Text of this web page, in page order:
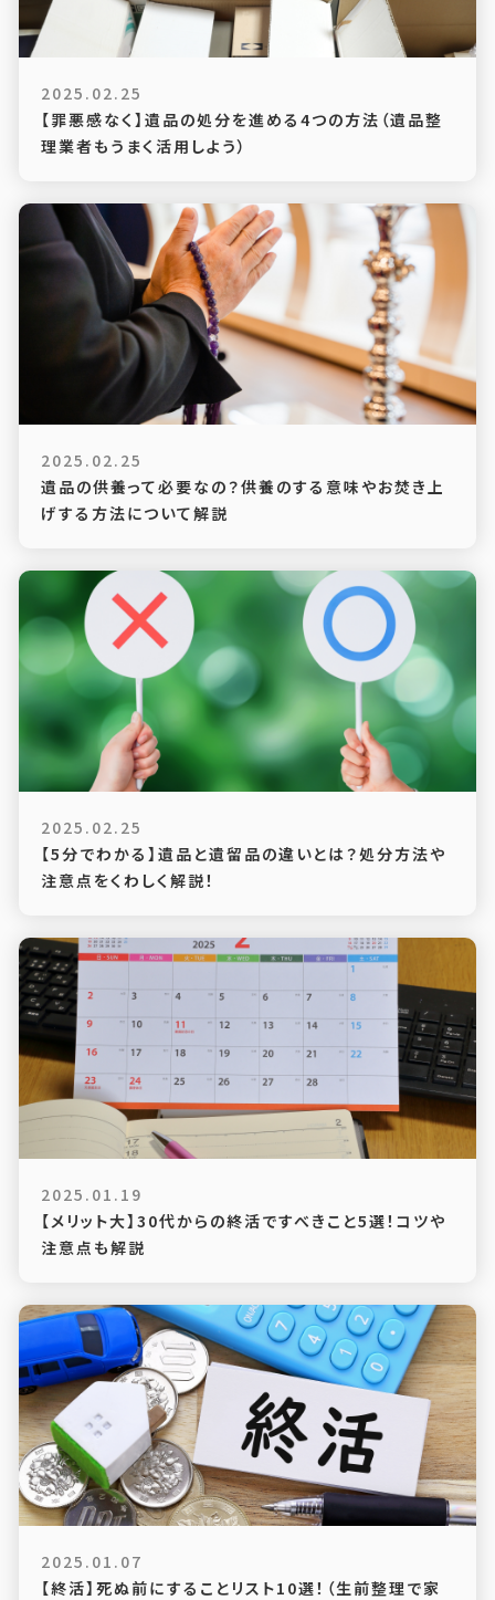
2025.02.25
【罪悪感なく】遺品の処分を進める4つの方法（遺品整
理業者もうまく活用しよう）
2025.02.25
遺品の供養って必要なの？供養のする意味やお焚き上
げする方法について解説
2025.02.25
【5分でわかる】遺品と遺留品の違いとは？処分方法や
注意点をくわしく解説！
2025.01.19
【メリット大】30代からの終活ですべきこと5選！コツや
注意点も解説
2025.01.07
【終活】死ぬ前にすることリスト10選！（生前整理で家